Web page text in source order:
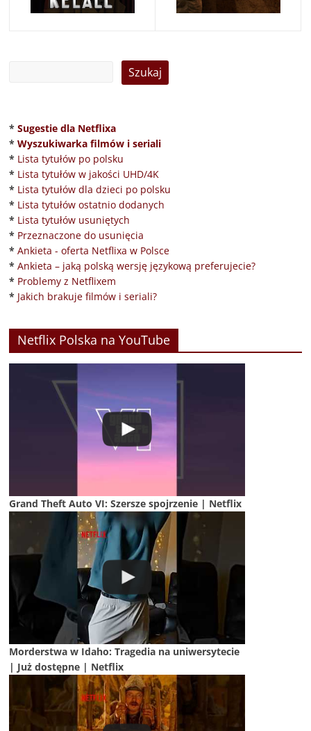
* Sugestie dla Netflixa
* Wyszukiwarka filmów i seriali
* Lista tytułów po polsku
* Lista tytułów w jakości UHD/4K
* Lista tytułów dla dzieci po polsku
* Lista tytułów ostatnio dodanych
* Lista tytułów usuniętych
* Przeznaczone do usunięcia
* Ankieta - oferta Netflixa w Polsce
* Ankieta – jaką polską wersję językową preferujecie?
* Problemy z Netflixem
* Jakich brakuje filmów i seriali?
Netflix Polska na YouTube
Grand Theft Auto VI: Szersze spojrzenie | Netflix
Morderstwa w Idaho: Tragedia na uniwersytecie
| Już dostępne | Netflix